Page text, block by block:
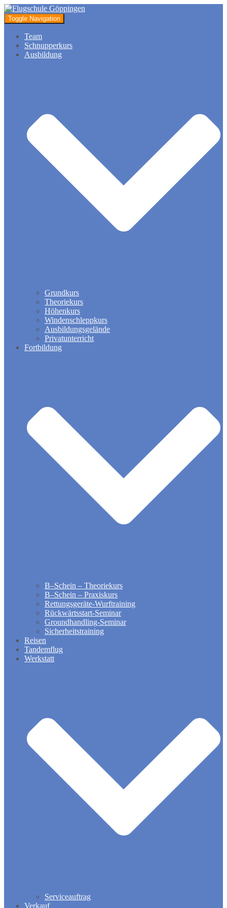
Toggle Navigation
Team
Schnupperkurs
Ausbildung
Grundkurs
Theoriekurs
Höhenkurs
Windenschleppkurs
Ausbildungsgelände
Privatunterricht
Fortbildung
B–Schein – Theoriekurs
B–Schein – Praxiskurs
Rettungsgeräte-Wurftraining
Rückwärtsstart-Seminar
Groundhandling​-Seminar
Sicherheitstraining
Reisen
Tandemflug
Werkstatt
Serviceauftrag
Verkauf